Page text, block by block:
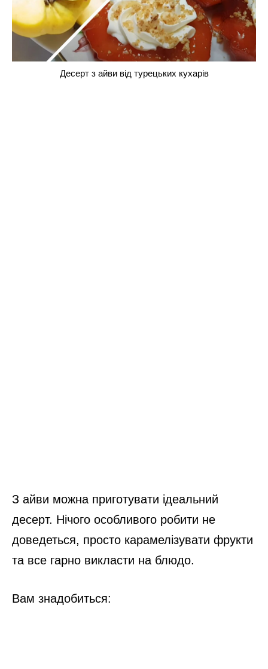
Десерт з айви від турецьких кухарів
З айви можна приготувати ідеальний
десерт. Нічого особливого робити не
доведеться, просто карамелізувати фрукти
та все гарно викласти на блюдо.
Вам знадобиться: